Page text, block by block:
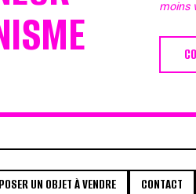
moins
UN OBJET À VENDRE CONTACT